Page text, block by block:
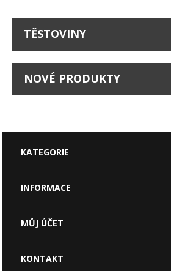
TĚSTOVINY
NOVÉ PRODUKTY
KATEGORIE
INFORMACE
MŮJ ÚČET
KONTAKT